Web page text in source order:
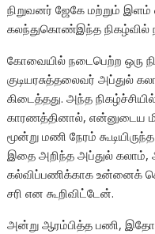
நிறுவனர் ஜேகே மற்றும்
கலந்துகொண்இந்த நிகழ்வில்
கோவையில் நடைபெற்ற ஒரு
குடியரசுத்தலைவர் அப்துல்
கிடைத்தது. அந்த
காரணத்தினால், என்னுடைய
மூன்று மணி நேரம்
இதை அறிந்த அப்துல் கலாம்,
கல்விப்பணிக்காக உன்னைக்
சரி என கூறிவிட்டேன்.
அன்று ஆரம்பித்த பணி, இதோ